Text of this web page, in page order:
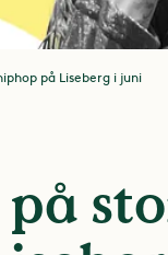
på Liseberg i juni